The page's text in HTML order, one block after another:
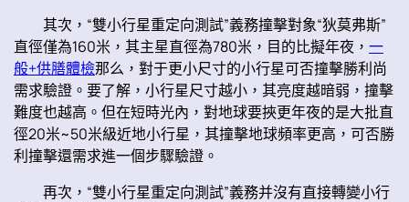
其次，“雙小行星重定向測試”義務撞擊對象“狄莫弗斯”
直徑僅為160米，其主星直徑為780米，目的比擬年夜，一
般+供膳體檢那么，對于更小尺寸的小行星可否撞擊勝利尚
需求驗證。要了解，小行星尺寸越小，其亮度越暗弱，撞擊
難度也越高。但在短時光內，對地球要挾更年夜的是大批直
徑20米~50米級近地小行星，其撞擊地球頻率更高，可否勝
利撞擊還需求進一個步驟驗證。
再次，“雙小行星重定向測試”義務并沒有直接轉變小行